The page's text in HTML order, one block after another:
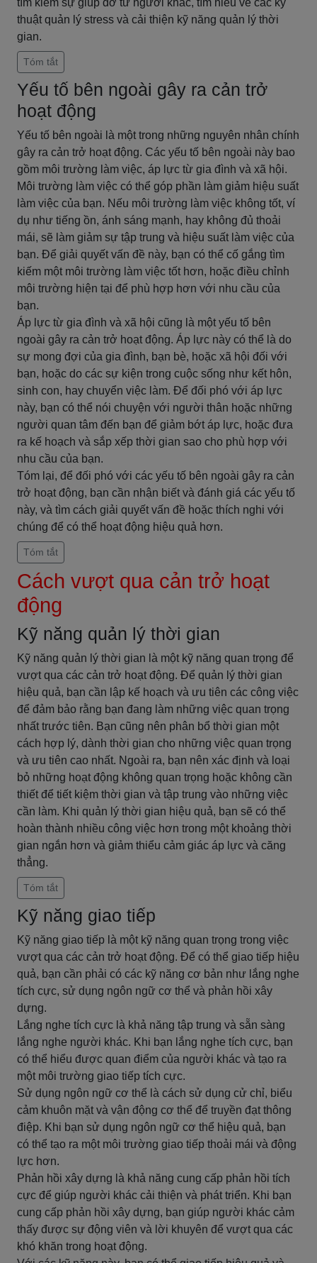
tìm kiếm sự giúp đỡ từ người khác, tìm hiểu về các kỹ
thuật quản lý stress và cải thiện kỹ năng quản lý thời
gian.
Tóm tắt
Yếu tố bên ngoài gây ra cản trở
hoạt động
Yếu tố bên ngoài là một trong những nguyên nhân chính
gây ra cản trở hoạt động. Các yếu tố bên ngoài này bao
gồm môi trường làm việc, áp lực từ gia đình và xã hội.
Môi trường làm việc có thể góp phần làm giảm hiệu suất
làm việc của bạn. Nếu môi trường làm việc không tốt, ví
dụ như tiếng ồn, ánh sáng mạnh, hay không đủ thoải
mái, sẽ làm giảm sự tập trung và hiệu suất làm việc của
bạn. Để giải quyết vấn đề này, bạn có thể cố gắng tìm
kiếm một môi trường làm việc tốt hơn, hoặc điều chỉnh
môi trường hiện tại để phù hợp hơn với nhu cầu của
bạn.
Áp lực từ gia đình và xã hội cũng là một yếu tố bên
ngoài gây ra cản trở hoạt động. Áp lực này có thể là do
sự mong đợi của gia đình, bạn bè, hoặc xã hội đối với
bạn, hoặc do các sự kiện trong cuộc sống như kết hôn,
sinh con, hay chuyển việc làm. Để đối phó với áp lực
này, bạn có thể nói chuyện với người thân hoặc những
người quan tâm đến bạn để giảm bớt áp lực, hoặc đưa
ra kế hoạch và sắp xếp thời gian sao cho phù hợp với
nhu cầu của bạn.
Tóm lại, để đối phó với các yếu tố bên ngoài gây ra cản
trở hoạt động, bạn cần nhận biết và đánh giá các yếu tố
này, và tìm cách giải quyết vấn đề hoặc thích nghi với
chúng để có thể hoạt động hiệu quả hơn.
Tóm tắt
Cách vượt qua cản trở hoạt
động
Kỹ năng quản lý thời gian
Kỹ năng quản lý thời gian là một kỹ năng quan trọng để
vượt qua các cản trở hoạt động. Để quản lý thời gian
hiệu quả, bạn cần lập kế hoạch và ưu tiên các công việc
để đảm bảo rằng bạn đang làm những việc quan trọng
nhất trước tiên. Bạn cũng nên phân bổ thời gian một
cách hợp lý, dành thời gian cho những việc quan trọng
và ưu tiên cao nhất. Ngoài ra, bạn nên xác định và loại
bỏ những hoạt động không quan trọng hoặc không cần
thiết để tiết kiệm thời gian và tập trung vào những việc
cần làm. Khi quản lý thời gian hiệu quả, bạn sẽ có thể
hoàn thành nhiều công việc hơn trong một khoảng thời
gian ngắn hơn và giảm thiểu cảm giác áp lực và căng
thẳng.
Tóm tắt
Kỹ năng giao tiếp
Kỹ năng giao tiếp là một kỹ năng quan trọng trong việc
vượt qua các cản trở hoạt động. Để có thể giao tiếp hiệu
quả, bạn cần phải có các kỹ năng cơ bản như lắng nghe
tích cực, sử dụng ngôn ngữ cơ thể và phản hồi xây
dựng.
Lắng nghe tích cực là khả năng tập trung và sẵn sàng
lắng nghe người khác. Khi bạn lắng nghe tích cực, bạn
có thể hiểu được quan điểm của người khác và tạo ra
một môi trường giao tiếp tích cực.
Sử dụng ngôn ngữ cơ thể là cách sử dụng cử chỉ, biểu
cảm khuôn mặt và vận động cơ thể để truyền đạt thông
điệp. Khi bạn sử dụng ngôn ngữ cơ thể hiệu quả, bạn
có thể tạo ra một môi trường giao tiếp thoải mái và động
lực hơn.
Phản hồi xây dựng là khả năng cung cấp phản hồi tích
cực để giúp người khác cải thiện và phát triển. Khi bạn
cung cấp phản hồi xây dựng, bạn giúp người khác cảm
thấy được sự động viên và lời khuyên để vượt qua các
khó khăn trong hoạt động.